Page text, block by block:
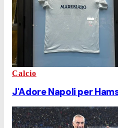
Calcio
J'Adore Napoli per